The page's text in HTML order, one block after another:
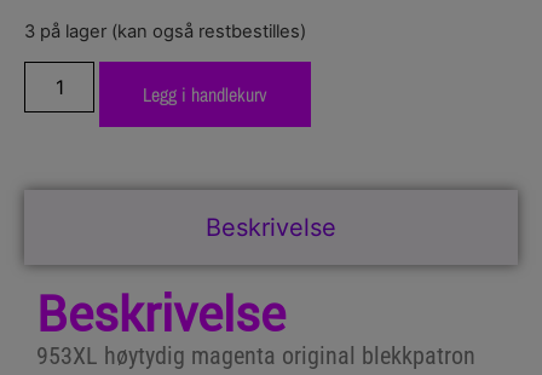
3 på lager (kan også restbestilles)
Legg i handlekurv
Beskrivelse
Beskrivelse
953XL høytydig magenta original blekkpatron